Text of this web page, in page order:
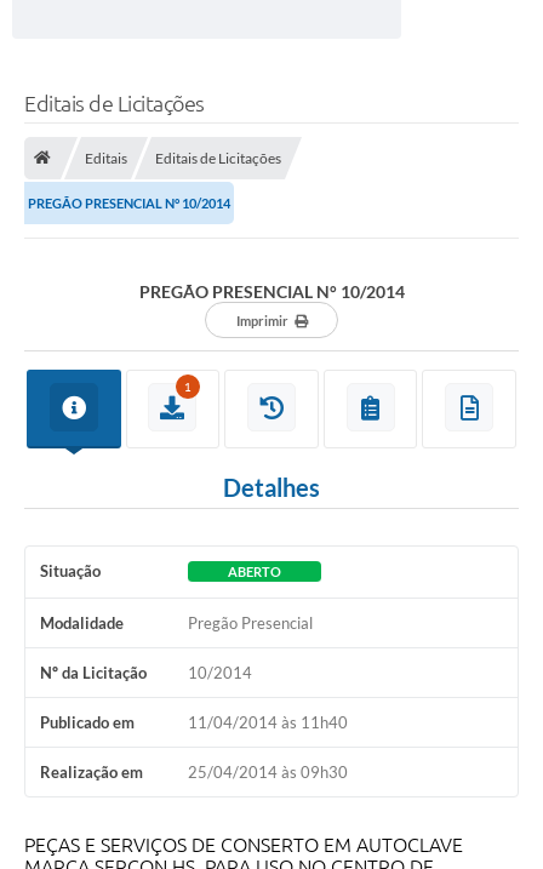
Editais de Licitações
Editais Editais de Licitações
PREGÃO PRESENCIAL N° 10/2014
PREGÃO PRESENCIAL N° 10/2014
Imprimir
1
Detalhes
Situação ABERTO
Modalidade Pregão Presencial
Nº da Licitação 10/2014
Publicado em 11/04/2014 às 11h40
Realização em 25/04/2014 às 09h30
PEÇAS E SERVIÇOS DE CONSERTO EM AUTOCLAVE